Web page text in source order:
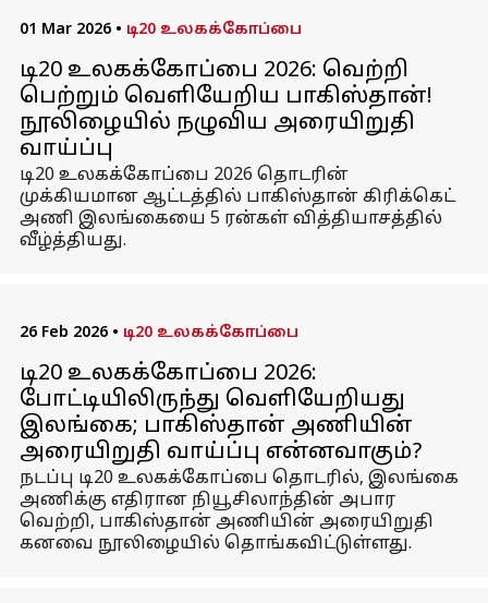
01 Mar 2026 • டி20 உலகக்கோப்பை
டி20 உலகக்கோப்பை 2026: வெற்றி
பெற்றும் வெளியேறிய பாகிஸ்தான்!
நூலிழையில் நழுவிய அரையிறுதி
வாய்ப்பு
டி20 உலகக்கோப்பை 2026 தொடரின்
முக்கியமான ஆட்டத்தில் பாகிஸ்தான் கிரிக்கெட்
அணி இலங்கையை 5 ரன்கள் வித்தியாசத்தில்
வீழ்த்தியது.
26 Feb 2026 • டி20 உலகக்கோப்பை
டி20 உலகக்கோப்பை 2026:
போட்டியிலிருந்து வெளியேறியது
இலங்கை; பாகிஸ்தான் அணியின்
அரையிறுதி வாய்ப்பு என்னவாகும்?
நடப்பு டி20 உலகக்கோப்பை தொடரில், இலங்கை
அணிக்கு எதிரான நியூசிலாந்தின் அபார
வெற்றி, பாகிஸ்தான் அணியின் அரையிறுதி
கனவை நூலிழையில் தொங்கவிட்டுள்ளது.